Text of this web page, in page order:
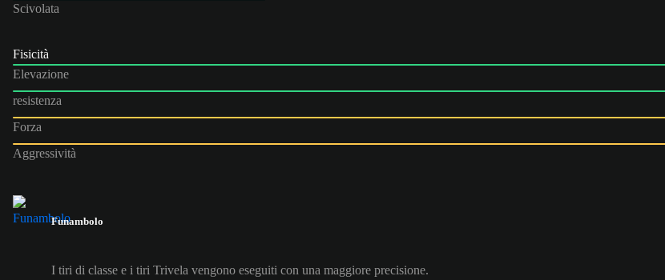
Scivolata
Fisicità
Elevazione
resistenza
Forza
Aggressività
Funambolo
I tiri di classe e i tiri Trivela vengono eseguiti con una maggiore precisione.